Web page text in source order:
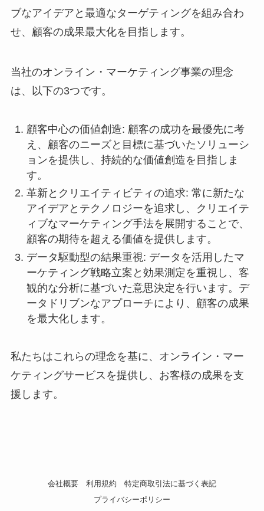
ブなアイデアと最適なターゲティングを組み合わ
せ、顧客の成果最大化を目指します。
当社のオンライン・マーケティング事業の理念
は、以下の3つです。
顧客中心の価値創造: 顧客の成功を最優先に考
え、顧客のニーズと目標に基づいたソリューシ
ョンを提供し、持続的な価値創造を目指しま
す。
革新とクリエイティビティの追求: 常に新たな
アイデアとテクノロジーを追求し、クリエイテ
ィブなマーケティング手法を展開することで、
顧客の期待を超える価値を提供します。
データ駆動型の結果重視: データを活用したマ
ーケティング戦略立案と効果測定を重視し、客
観的な分析に基づいた意思決定を行います。デ
ータドリブンなアプローチにより、顧客の成果
を最大化します。
私たちはこれらの理念を基に、オンライン・マー
ケティングサービスを提供し、お客様の成果を支
援します。
会社概要 利用規約
特定商取引法に基づく表記
プライバシーポリシー